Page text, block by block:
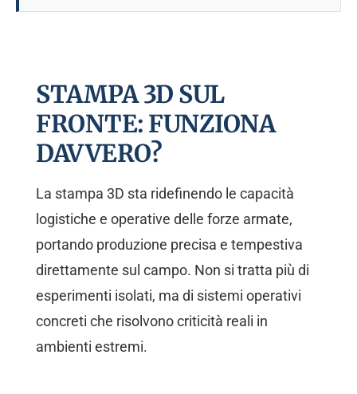
STAMPA 3D SUL
FRONTE: FUNZIONA
DAVVERO?
La stampa 3D sta ridefinendo le capacità
logistiche e operative delle forze armate,
portando produzione precisa e tempestiva
direttamente sul campo. Non si tratta più di
esperimenti isolati, ma di sistemi operativi
concreti che risolvono criticità reali in
ambienti estremi.